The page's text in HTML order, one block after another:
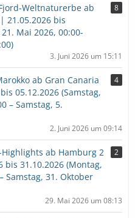
Weltnaturerbe ab
21.05.2026 bis
Mai 2026, 00:00-
8
3. Juni 2026 um 15:11
ab Gran Canaria
05.12.2026 (Samstag,
– Samstag, 5.
4
2. Juni 2026 um 09:14
ab Hamburg 2
31.10.2026 (Montag,
Samstag, 31. Oktober
2
29. Mai 2026 um 08:13